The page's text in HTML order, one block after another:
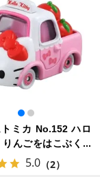
トミカ No.152 ハロ
りんごをはこぶくる
5.0 （2）